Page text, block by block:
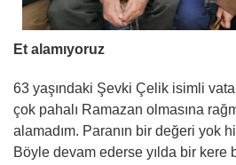
Et alamıyoruz
63 yaşındaki Şevki Çelik isimli
çok pahalı Ramazan olmasına
alamadım. Paranın bir değeri yok
Böyle devam ederse yılda bir kere